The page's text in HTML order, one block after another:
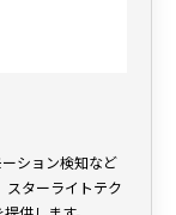
ション検知など
スターライトテク